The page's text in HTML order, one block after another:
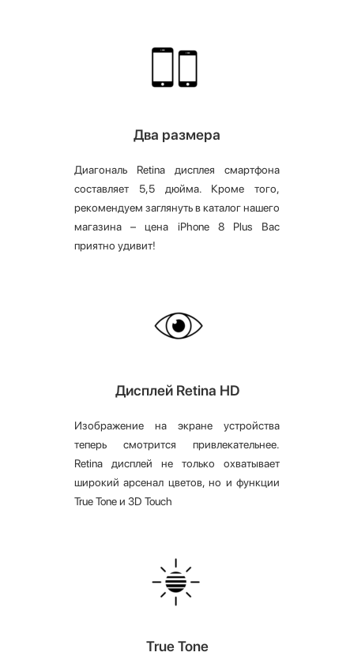
Два размера
Диагональ Retina дисплея смартфона
составляет 5,5 дюйма. Кроме того,
рекомендуем заглянуть в каталог нашего
магазина – цена iPhone 8 Plus Вас
приятно удивит!
Дисплей Retina HD
Изображение на экране устройства
теперь смотрится привлекательнее.
Retina дисплей не только охватывает
широкий арсенал цветов, но и функции
True Tone и 3D Touch
True Tone